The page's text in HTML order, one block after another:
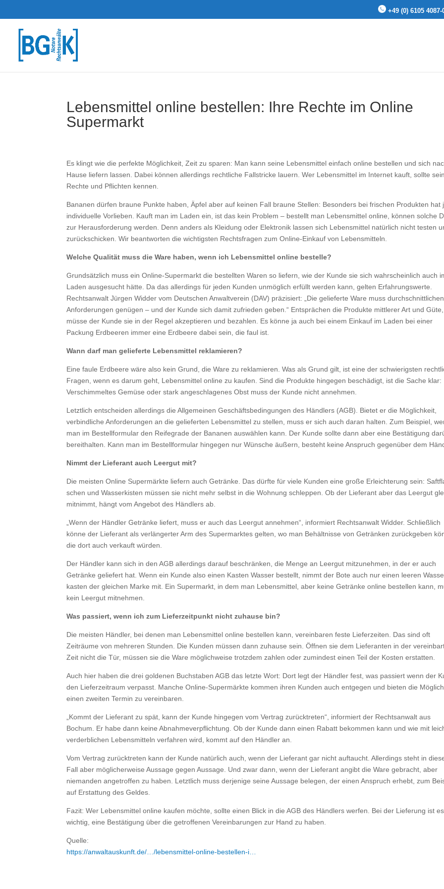
+49 (0) 6105 4087-
Lebens­mittel online bestellen: Ihre Rechte im Online
Super­markt
Es klingt wie die perfekte Möglichkeit, Zeit zu sparen: Man kann seine Lebens­mittel einfach online bestellen und sich
Hause liefern lassen. Dabei können aller­dings recht­liche Fallstricke lauern. Wer Lebens­mittel im Internet kauft, sollte
Rechte und Pflichten kennen.
Bananen dürfen braune Punkte haben, Äpfel aber auf keinen Fall braune Stellen: Besonders bei frischen Produkten hat
individuelle Vorlieben. Kauft man im Laden ein, ist das kein Problem – bestellt man Lebensmittel online, können solche
zur Herausforderung werden. Denn anders als Kleidung oder Elektronik lassen sich Lebensmittel natürlich nicht testen
zurückschicken. Wir beantworten die wichtigsten Rechtsfragen zum Online-Einkauf von Lebensmitteln.
Welche Qualität muss die Ware haben, wenn ich Lebens­mittel online bestelle?
Grundsätzlich muss ein Online-Supermarkt die bestellten Waren so liefern, wie der Kunde sie sich wahrscheinlich auch
Laden ausgesucht hätte. Da das allerdings für jeden Kunden unmöglich erfüllt werden kann, gelten Erfahrungswerte.
Rechtsanwalt Jürgen Widder vom Deutschen Anwaltverein (DAV) präzisiert: „Die gelieferte Ware muss durchschnittlichen
Anforderungen genügen – und der Kunde sich damit zufrieden geben.“ Entsprächen die Produkte mittlerer Art und Güte,
müsse der Kunde sie in der Regel akzeptieren und bezahlen. Es könne ja auch bei einem Einkauf im Laden bei einer
Packung Erdbeeren immer eine Erdbeere dabei sein, die faul ist.
Wann darf man gelie­ferte Lebens­mittel rekla­mieren?
Eine faule Erdbeere wäre also kein Grund, die Ware zu rekla­mieren. Was als Grund gilt, ist eine der schwie­rigsten
Fragen, wenn es darum geht, Lebens­mittel online zu kaufen. Sind die Produkte hingegen beschädigt, ist die Sache klar:
Verschim­meltes Gemüse oder stark angeschla­genes Obst muss der Kunde nicht annehmen.
Letztlich entscheiden allerdings die Allgemeinen Geschäftsbedingungen des Händlers (AGB). Bietet er die Möglichkeit,
verbindliche Anforderungen an die gelieferten Lebensmittel zu stellen, muss er sich auch daran halten. Zum Beispiel,
man im Bestellformular den Reifegrade der Bananen auswählen kann. Der Kunde sollte dann aber eine Bestätigung
bereithalten. Kann man im Bestellformular hingegen nur Wünsche äußern, besteht keine Anspruch gegenüber dem
Nimmt der Lieferant auch Leergut mit?
Die meisten Online Supermärkte liefern auch Getränke. Das dürfte für viele Kunden eine große Erleich­terung sein:
schen und Wasser­kisten müssen sie nicht mehr selbst in die Wohnung schleppen. Ob der Lieferant aber das Leergut
mitnimmt, hängt vom Angebot des Händlers ab.
„Wenn der Händler Getränke liefert, muss er auch das Leergut annehmen“, informiert Rechtsanwalt Widder. Schließlich
könne der Lieferant als verlängerter Arm des Supermarktes gelten, wo man Behältnisse von Getränken zurückgeben
die dort auch verkauft würden.
Der Händler kann sich in den AGB aller­dings darauf beschränken, die Menge an Leergut mitzu­nehmen, in der er auch
Getränke geliefert hat. Wenn ein Kunde also einen Kasten Wasser bestellt, nimmt der Bote auch nur einen leeren
kasten der gleichen Marke mit. Ein Super­markt, in dem man Lebens­mittel, aber keine Getränke online bestellen kann,
kein Leergut mitnehmen.
Was passiert, wenn ich zum Liefer­zeit­punkt nicht zuhause bin?
Die meisten Händler, bei denen man Lebens­mittel online bestellen kann, verein­baren feste Liefer­zeiten. Das sind oft
Zeiträume von mehreren Stunden. Die Kunden müssen dann zuhause sein. Öffnen sie dem Liefe­ranten in der
Zeit nicht die Tür, müssen sie die Ware möglich­weise trotzdem zahlen oder zumindest einen Teil der Kosten erstatten.
Auch hier haben die drei goldenen Buchstaben AGB das letzte Wort: Dort legt der Händler fest, was passiert wenn der
den Liefer­zeitraum verpasst. Manche Online-Supermärkte kommen ihren Kunden auch entgegen und bieten die
einen zweiten Termin zu verein­baren.
„Kommt der Lieferant zu spät, kann der Kunde hingegen vom Vertrag zurücktreten“, informiert der Rechtsanwalt aus
Bochum. Er habe dann keine Abnahmeverpflichtung. Ob der Kunde dann einen Rabatt bekommen kann und wie mit
verderblichen Lebensmitteln verfahren wird, kommt auf den Händler an.
Vom Vertrag zurücktreten kann der Kunde natürlich auch, wenn der Lieferant gar nicht auftaucht. Aller­dings steht in
Fall aber möglicher­weise Aussage gegen Aussage. Und zwar dann, wenn der Lieferant angibt die Ware gebracht, aber
niemanden angetroffen zu haben. Letztlich muss derjenige seine Aussage belegen, der einen Anspruch erhebt, zum
auf Erstattung des Geldes.
Fazit: Wer Lebens­mittel online kaufen möchte, sollte einen Blick in die AGB des Händlers werfen. Bei der Lieferung ist es
wichtig, eine Bestätigung über die getrof­fenen Verein­ba­rungen zur Hand zu haben.
Quelle:
https://anwaltauskunft.de/…/lebensmittel-online-bestellen-i…